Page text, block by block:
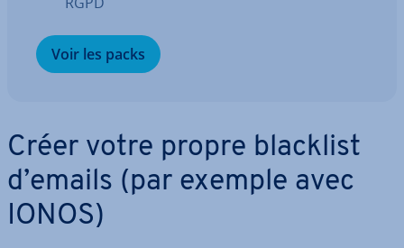
Voir les packs
Créer votre propre blacklist
d’emails (par exemple avec
IONOS)